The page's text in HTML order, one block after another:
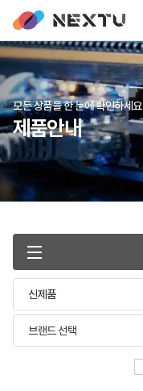
모든 상품을 한 눈에 확인하세요
제품안내
신제품
브랜드 선택